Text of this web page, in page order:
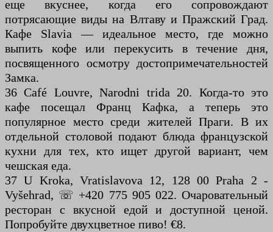
еще вкуснее, когда его сопровождают
потрясающие виды на Влтаву и Пражский Град.
Кафе Slavia — идеальное место, где можно
выпить кофе или перекусить в течение дня,
посвященного осмотру достопримечательностей
Замка.
36 Café Louvre, Narodni trida 20. Когда-то это
кафе посещал Франц Кафка, а теперь это
популярное место среди жителей Праги. В их
отдельной столовой подают блюда французской
кухни для тех, кто ищет другой вариант, чем
чешская еда.
37 U Kroka, Vratislavova 12, 128 00 Praha 2 -
Vyšehrad, ☏ +420 775 905 022. Очаровательный
ресторан с вкусной едой и доступной ценой.
Попробуйте двухцветное пиво! €8.